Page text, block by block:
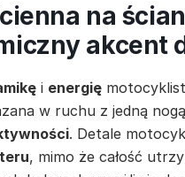
na
akcent
i energię
w ruchu z jedną
. Detale
, mimo że całość